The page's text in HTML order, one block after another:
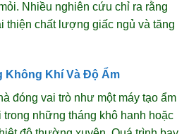
Nhiều nghiên cứu chỉ ra rằng
thiện chất lượng giấc ngủ và tăng
Không Khí Và Độ Ẩm
đóng vai trò như một máy tạo ẩm
những tháng khô hanh hoặc